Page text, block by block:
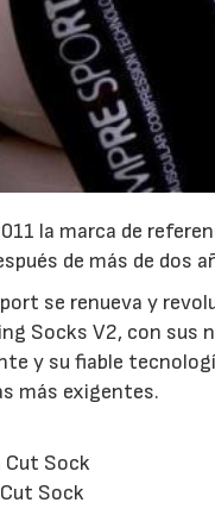
la marca de
de más de dos
se renueva y
Socks V2, con sus
y su fiable
más exigentes.
Cut Sock
Sock